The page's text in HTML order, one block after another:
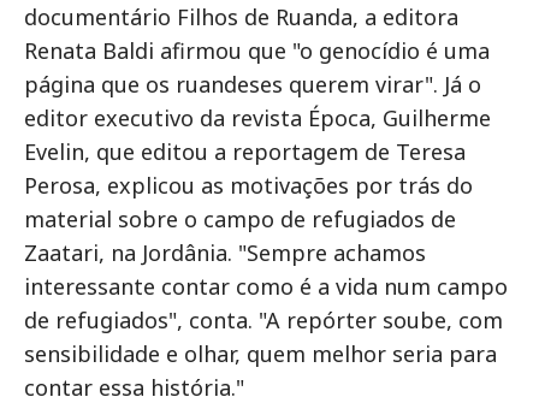
documentário Filhos de Ruanda, a editora
Renata Baldi afirmou que "o genocídio é uma
página que os ruandeses querem virar". Já o
editor executivo da revista Época, Guilherme
Evelin, que editou a reportagem de Teresa
Perosa, explicou as motivações por trás do
material sobre o campo de refugiados de
Zaatari, na Jordânia. "Sempre achamos
interessante contar como é a vida num campo
de refugiados", conta. "A repórter soube, com
sensibilidade e olhar, quem melhor seria para
contar essa história."